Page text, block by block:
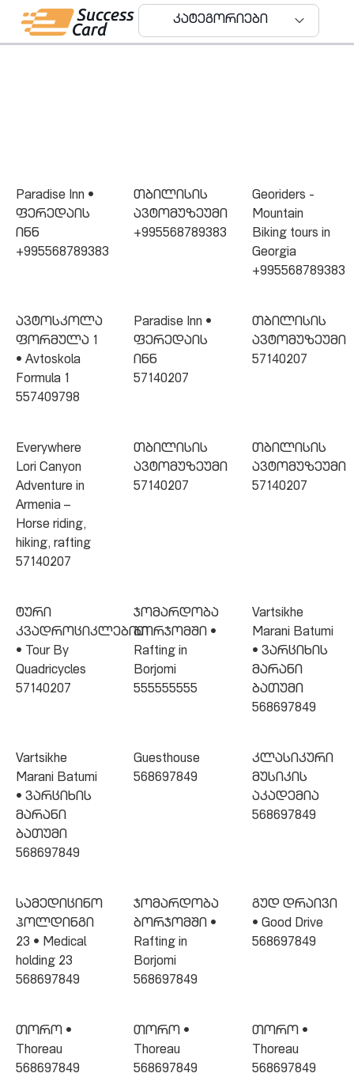
კატეგორიები
Orders Statistics
Paradise Inn •
ფერედაის
ინნ
+995568789383
თბილისის
ავტომუზეუმი
+995568789383
Georiders -
Mountain
Biking tours in
Georgia
+995568789383
ავტოსკოლა
ფორმულა 1
• Avtoskola
Formula 1
557409798
Paradise Inn •
ფერედაის
ინნ
57140207
თბილისის
ავტომუზეუმი
57140207
Everywhere
Lori Canyon
Adventure in
Armenia –
Horse riding,
hiking, rafting
57140207
თბილისის
ავტომუზეუმი
57140207
თბილისის
ავტომუზეუმი
57140207
ტური
კვადროციკლებით
• Tour By
Quadricycles
57140207
ჯომარდობა
ბორჯომში •
Rafting in
Borjomi
555555555
Vartsikhe
Marani Batumi
• ვარციხის
მარანი
ბათუმი
568697849
Vartsikhe
Marani Batumi
• ვარციხის
მარანი
ბათუმი
568697849
Guesthouse
568697849
კლასიკური
მუსიკის
აკადემია
568697849
სამედიცინო
ჰოლდინგი
23 • Medical
holding 23
568697849
ჯომარდობა
ბორჯომში •
Rafting in
Borjomi
568697849
გუდ დრაივი
• Good Drive
568697849
თორო •
Thoreau
568697849
თორო •
Thoreau
568697849
თორო •
Thoreau
568697849